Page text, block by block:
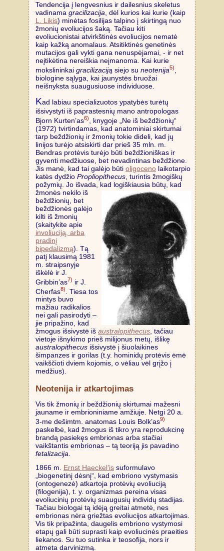
Tendencija į lengvesnius ir dailesnius skeletus
vadinama gracilizacija, dėl kurios kai kurie (kaip
L. Likis) minėtas fosilijas talpino į skirtingą nuo
žmonių evoliucijos šaką. Tačiau kiti
evoliucionistai atvirkštinės evoliucijos nematė
kaip kažką anomalaus. Atsitiktinės genetinės
mutacijos gali vykti gana nenuspėjamai, - ir net
neįtikėtina nereiškia neįmanoma. Kai kurie
mokslininkai gracilizaciją siejo su neotenija5)
biologine sąlyga, kai jaunystės bruožai
neišnyksta suaugusiuose individuose.
Kad labiau specializuotos ypatybės turėtų
išsivystyti iš paprastesnių mano antropologas
Bjorn Kurten’as6)
, knygoje „Ne iš beždžionių“
(1972) tvirtindamas, kad anatominiai skirtumai
tarp beždžionių ir žmonių tokie dideli, kad jų
linijos turėjo atsiskirti dar prieš 35 mln. m.
Bendras protėvis turėjo būti beždžioniškas ir
gyventi medžiuose, bet nevadintinas beždžione.
Jis manė, kad tai galėjo būti oligoceno laikotarpio
katės dydžio Propliopithecus , turintis žmogiškų
požymių. Jo išvada, kad logiškiausia būtų, kad
žmonės nekilo iš
beždžionių, bet
beždžionės galėjo
kilti iš žmonių
(skaitykite apie
involiuciją, arba
pradinį
bipedalizmą). Tą
patį klausimą 1981
m. straipsnyje
iškėlė ir J.
Gribbin’as7) ir J.
Cherfas8)
. Tiesa tos
mintys buvo
mažiau radikalios
nei gali pasirodyti –
jie pripažino, kad
žmogus išsivystė iš australopithecus, tačiau
vietoje išnykimo prieš milijonus metų, išlikę
australopithecus išsivystė į šiuolaikines
šimpanzes ir gorilas (t.y. hominidų protėvis ėmė
vaikščioti dviem kojomis, o vėliau vėl grįžo į
medžius).
Neotenija ir atkartojimas
Vis tik žmonių ir beždžionių skirtumai mažesni
jauname ir embrioniniame amžiuje. Netgi 20 a.
3-me dešimtm. anatomas Louis Bolk’as9)
paskelbė, kad žmogus iš tikro yra reprodukcinę
brandą pasiekęs embrionas arba stačiai
vaikštantis embrionas – tą teoriją jis pavadino
fetalizacija
1866 m. Ernst Haeckel’is suformulavo
„biogenetinį dėsnį“, kad embriono vystymasis
(ontogenezė) atkartoja protėvių evoliuciją
(filogenija), t. y. organizmas pereina visas
evoliucinių protėvių suaugusių individų stadijas.
Tačiau biologai tą idėją greitai atmetė, nes
embrionas nėra griežtas evoliucijos atkartojimas.
Vis tik pripažinta, daugelis embriono vystymosi
etapų gali būti suprasti kaip evoliucinės praeities
liekanos. Su tuo sutinka ir teosofija, nors ir
atmeta darvinizmą.